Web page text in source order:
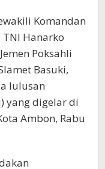
Komandan
TNl Hanarko
Poksahli
Basuki,
lulusan
yang digelar di
Ambon, Rabu